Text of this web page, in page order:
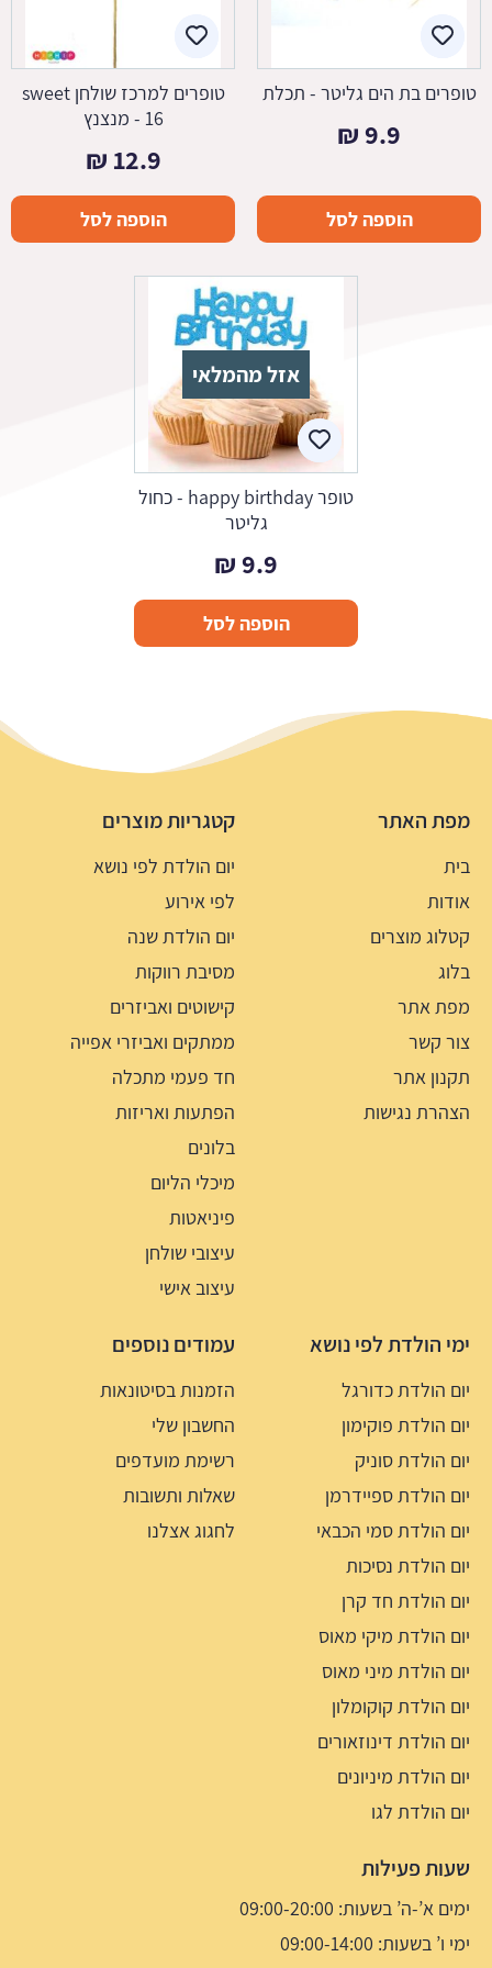
טופרים בת הים גליטר - תכלת
9.9
₪
הוספה לסל
טופרים למרכז שולחן sweet
16 - מנצנץ
12.9
₪
הוספה לסל
אזל מהמלאי
טופר happy birthday - כחול
גליטר
9.9
₪
הוספה לסל
מפת האתר
בית
אודות
קטלוג מוצרים
בלוג
מפת אתר
צור קשר
תקנון אתר
הצהרת נגישות
קטגריות מוצרים
יום הולדת לפי נושא
לפי אירוע
יום הולדת שנה
מסיבת רווקות
קישוטים ואביזרים
ממתקים ואביזרי אפייה
חד פעמי מתכלה
הפתעות ואריזות
בלונים
מיכלי הליום
פיניאטות
עיצובי שולחן
עיצוב אישי
ימי הולדת לפי נושא
יום הולדת כדורגל
יום הולדת פוקימון
יום הולדת סוניק
יום הולדת ספיידרמן
יום הולדת סמי הכבאי
יום הולדת נסיכות
יום הולדת חד קרן
יום הולדת מיקי מאוס
יום הולדת מיני מאוס
יום הולדת קוקומלון
יום הולדת דינוזאורים
יום הולדת מיניונים
יום הולדת לגו
עמודים נוספים
הזמנות בסיטונאות
החשבון שלי
רשימת מועדפים
שאלות ותשובות
לחגוג אצלנו
שעות פעילות
ימים א’-ה’ בשעות: 09:00-20:00
ימי ו’ בשעות: 09:00-14:00